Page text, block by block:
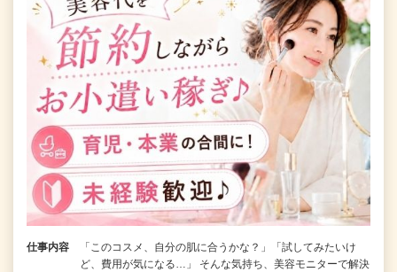
仕事内容
「このコスメ、自分の肌に合うかな？」「試してみたいけ
ど、費用が気になる…」 そんな気持ち、美容モニターで解決